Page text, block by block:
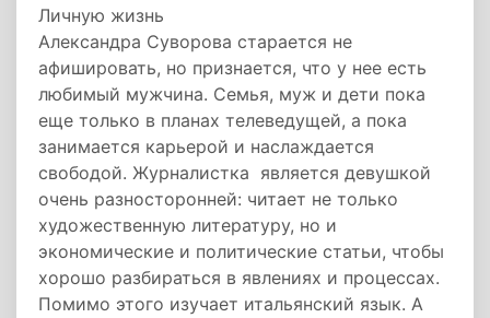
Личную жизнь
Александра Суворова старается не
афишировать, но признается, что у нее есть
любимый мужчина. Семья, муж и дети пока
еще только в планах телеведущей, а пока
занимается карьерой и наслаждается
свободой. Журналистка является девушкой
очень разносторонней: читает не только
художественную литературу, но и
экономические и политические статьи, чтобы
хорошо разбираться в явлениях и процессах.
Помимо этого изучает итальянский язык. А